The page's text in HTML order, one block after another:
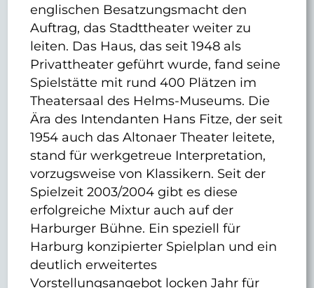
englischen Besatzungsmacht den
Auftrag, das Stadttheater weiter zu
leiten. Das Haus, das seit 1948 als
Privattheater geführt wurde, fand seine
Spielstätte mit rund 400 Plätzen im
Theatersaal des Helms-Museums. Die
Ära des Intendanten Hans Fitze, der seit
1954 auch das Altonaer Theater leitete,
stand für werkgetreue Interpretation,
vorzugsweise von Klassikern. Seit der
Spielzeit 2003/2004 gibt es diese
erfolgreiche Mixtur auch auf der
Harburger Bühne. Ein speziell für
Harburg konzipierter Spielplan und ein
deutlich erweitertes
Vorstellungsangebot locken Jahr für